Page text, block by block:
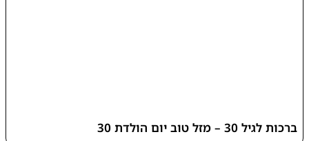
ברכות לגיל 30 – מזל טוב יום הולדת 30